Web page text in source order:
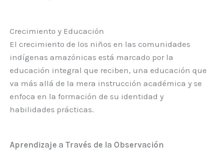
Crecimiento y Educación
El crecimiento de los niños en las comunidades
indígenas amazónicas está marcado por la
educación integral que reciben, una educación que
va más allá de la mera instrucción académica y se
enfoca en la formación de su identidad y
habilidades prácticas.
Aprendizaje a Través de la Observación